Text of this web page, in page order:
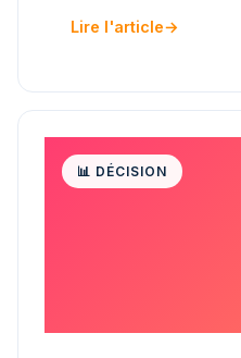
Lire l'article→
📊 DÉCISION